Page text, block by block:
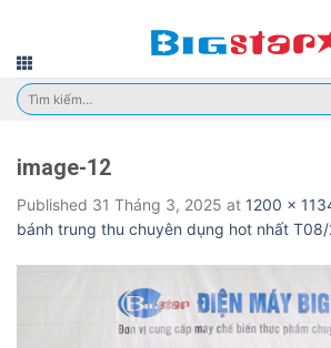
content
Tìm
kiếm:
image-12
Published 31 Tháng 3, 2025 at 1200 ×
bánh trung thu chuyên dụng hot nhất